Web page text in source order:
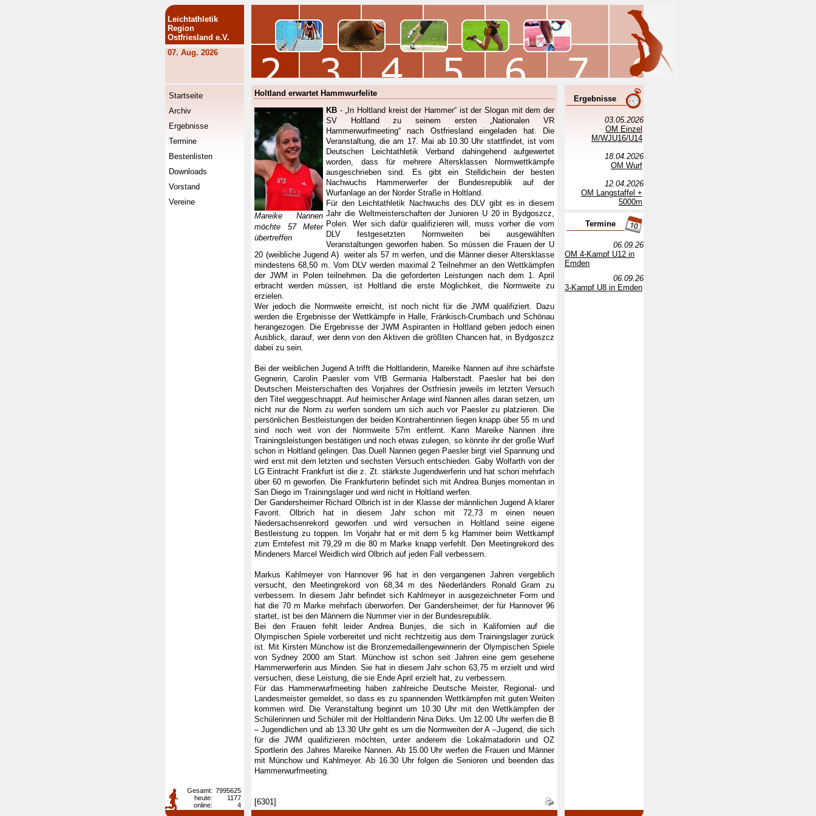
Leichtathletik
Region
Ostfriesland e.V.
07. Aug. 2026
Startseite
Archiv
Ergebnisse
Termine
Bestenlisten
Downloads
Vorstand
Vereine
Holtland erwartet Hammwurfelite
Mareike Nannen
möchte 57 Meter
übertreffen
KB - „In Holtland kreist der Hammer“ ist der Slogan mit dem der
SV Holtland zu seinem ersten „Nationalen VR
Hammerwurfmeeting“ nach Ostfriesland eingeladen hat. Die
Veranstaltung, die am 17. Mai ab 10.30 Uhr stattfindet, ist vom
Deutschen Leichtathletik Verband dahingehend aufgewertet
worden, dass für mehrere Altersklassen Normwettkämpfe
ausgeschrieben sind. Es gibt ein Stelldichein der besten
Nachwuchs Hammerwerfer der Bundesrepublik auf der
Wurfanlage an der Norder Straße in Holtland.
Für den Leichtathletik Nachwuchs des DLV gibt es in diesem
Jahr die Weltmeisterschaften der Junioren U 20 in Bydgoszcz,
Polen. Wer sich dafür qualifizieren will, muss vorher die vom
DLV festgesetzten Normweiten bei ausgewählten
Veranstaltungen geworfen haben. So müssen die Frauen der U
20 (weibliche Jugend A) weiter als 57 m werfen, und die Männer dieser Altersklasse
mindestens 68,50 m. Vom DLV werden maximal 2 Teilnehmer an den Wettkämpfen
der JWM in Polen teilnehmen. Da die geforderten Leistungen nach dem 1. April
erbracht werden müssen, ist Holtland die erste Möglichkeit, die Normweite zu
erzielen.
Wer jedoch die Normweite erreicht, ist noch nicht für die JWM qualifiziert. Dazu
werden die Ergebnisse der Wettkämpfe in Halle, Fränkisch-Crumbach und Schönau
herangezogen. Die Ergebnisse der JWM Aspiranten in Holtland geben jedoch einen
Ausblick, darauf, wer denn von den Aktiven die größten Chancen hat, in Bydgoszcz
dabei zu sein.
Bei der weiblichen Jugend A trifft die Holtlanderin, Mareike Nannen auf ihre schärfste
Gegnerin, Carolin Paesler vom VfB Germania Halberstadt. Paesler hat bei den
Deutschen Meisterschaften des Vorjahres der Ostfriesin jeweils im letzten Versuch
den Titel weggeschnappt. Auf heimischer Anlage wird Nannen alles daran setzen, um
nicht nur die Norm zu werfen sondern um sich auch vor Paesler zu platzieren. Die
persönlichen Bestleistungen der beiden Kontrahentinnen liegen knapp über 55 m und
sind noch weit von der Normweite 57m entfernt. Kann Mareike Nannen ihre
Trainingsleistungen bestätigen und noch etwas zulegen, so könnte ihr der große Wurf
schon in Holtland gelingen. Das Duell Nannen gegen Paesler birgt viel Spannung und
wird erst mit dem letzten und sechsten Versuch entschieden. Gaby Wolfarth von der
LG Eintracht Frankfurt ist die z. Zt. stärkste Jugendwerferin und hat schon mehrfach
über 60 m geworfen. Die Frankfurterin befindet sich mit Andrea Bunjes momentan in
San Diego im Trainingslager und wird nicht in Holtland werfen.
Der Gandersheimer Richard Olbrich ist in der Klasse der männlichen Jugend A klarer
Favorit. Olbrich hat in diesem Jahr schon mit 72,73 m einen neuen
Niedersachsenrekord geworfen und wird versuchen in Holtland seine eigene
Bestleistung zu toppen. Im Vorjahr hat er mit dem 5 kg Hammer beim Wettkampf
zum Erntefest mit 79,29 m die 80 m Marke knapp verfehlt. Den Meetingrekord des
Mindeners Marcel Weidlich wird Olbrich auf jeden Fall verbessern.
Markus Kahlmeyer von Hannover 96 hat in den vergangenen Jahren vergeblich
versucht, den Meetingrekord von 68,34 m des Niederländers Ronald Gram zu
verbessern. In diesem Jahr befindet sich Kahlmeyer in ausgezeichneter Form und
hat die 70 m Marke mehrfach überworfen. Der Gandersheimer, der für Hannover 96
startet, ist bei den Männern die Nummer vier in der Bundesrepublik.
Bei den Frauen fehlt leider Andrea Bunjes, die sich in Kalifornien auf die
Olympischen Spiele vorbereitet und nicht rechtzeitig aus dem Trainingslager zurück
ist. Mit Kirsten Münchow ist die Bronzemedaillengewinnerin der Olympischen Spiele
von Sydney 2000 am Start. Münchow ist schon seit Jahren eine gern gesehene
Hammerwerferin aus Minden. Sie hat in diesem Jahr schon 63,75 m erzielt und wird
versuchen, diese Leistung, die sie Ende April erzielt hat, zu verbessern.
Für das Hammerwurfmeeting haben zahlreiche Deutsche Meister, Regional- und
Landesmeister gemeldet, so dass es zu spannenden Wettkämpfen mit guten Weiten
kommen wird. Die Veranstaltung beginnt um 10.30 Uhr mit den Wettkämpfen der
Schülerinnen und Schüler mit der Holtlanderin Nina Dirks. Um 12.00 Uhr werfen die B
– Jugendlichen und ab 13.30 Uhr geht es um die Normweiten der A –Jugend, die sich
für die JWM qualifizieren möchten, unter anderem die Lokalmatadorin und OZ
Sportlerin des Jahres Mareike Nannen. Ab 15.00 Uhr werfen die Frauen und Männer
mit Münchow und Kahlmeyer. Ab 16.30 Uhr folgen die Senioren und beenden das
Hammerwurfmeeting.
[6301]
Ergebnisse
03.05.2026
OM Einzel
M/WJU16/U14
18.04.2026
OM Wurf
12.04.2026
OM Langstaffel +
5000m
Termine
06.09.26
OM 4-Kampf U12 in
Emden
06.09.26
3-Kampf U8 in Emden
Gesamt: 7995625
heute:
1177
online:
4